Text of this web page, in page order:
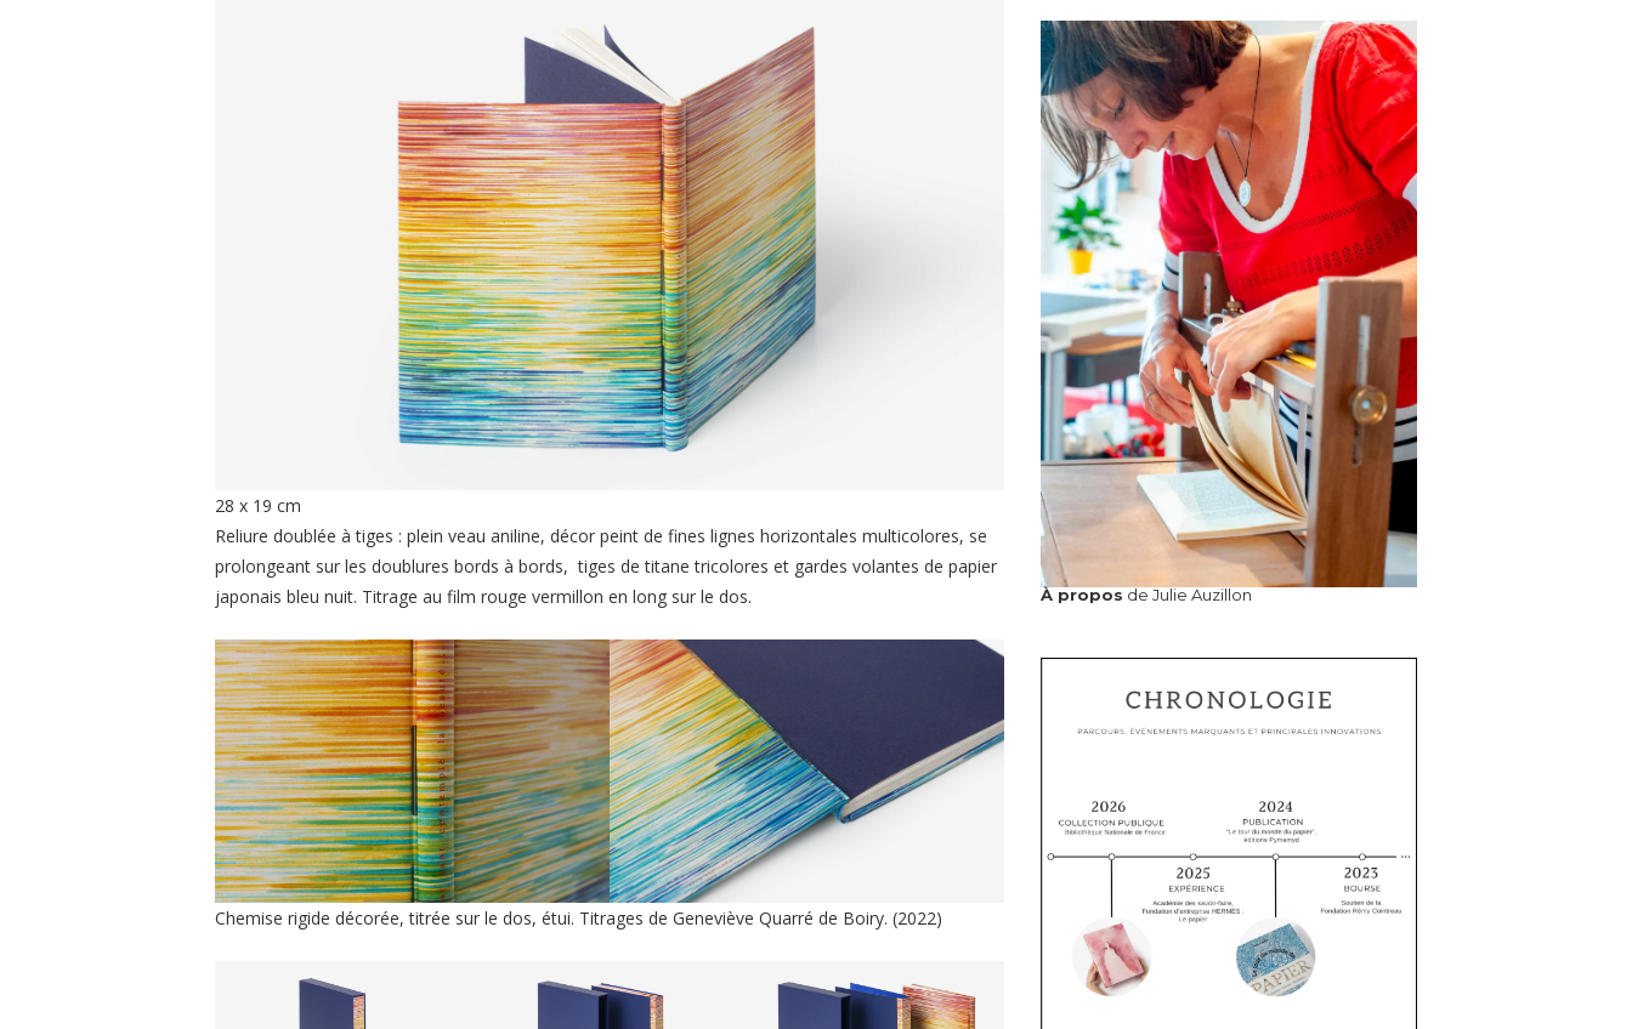
28 x 19 cm
Reliure doublée à tiges : plein veau aniline, décor peint de fines lignes horizontales multicolores, se
prolongeant sur les doublures bords à bords, tiges de titane tricolores et gardes volantes de papier
japonais bleu nuit. Titrage au film rouge vermillon en long sur le dos.
Chemise rigide décorée, titrée sur le dos, étui. Titrages de Geneviève Quarré de Boiry. (2022)
À proposde Julie Auzillon